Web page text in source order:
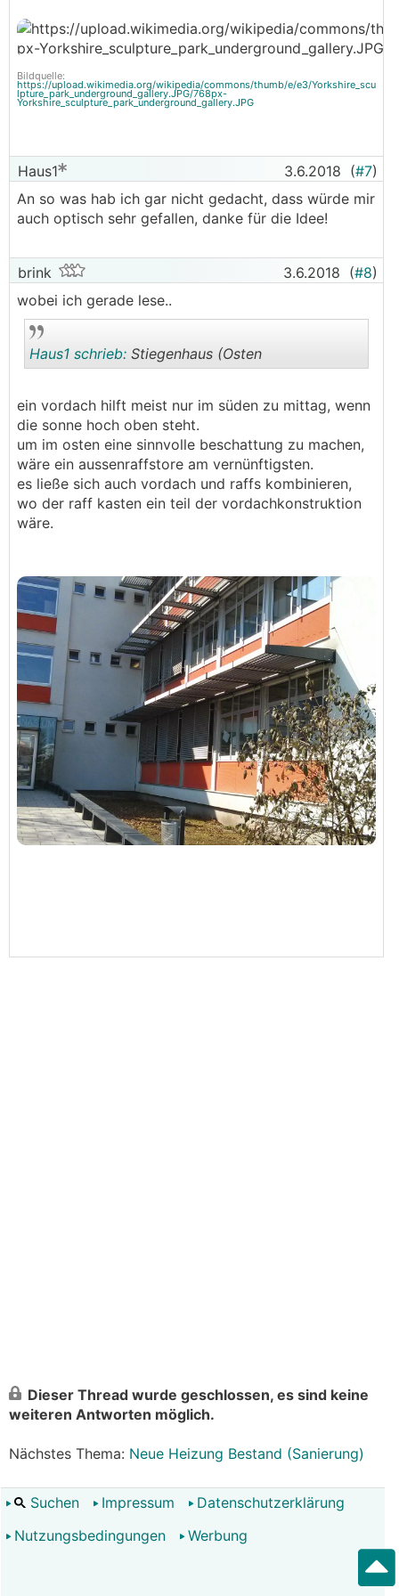
Bildquelle:
https://upload.wikimedia.org/wikipedia/commons/thumb/e/e3/Yorkshire_scu
lpture_park_underground_gallery.JPG/768px-
Yorkshire_sculpture_park_underground_gallery.JPG
Haus1 3.6.2018 (#7)
An so was hab ich gar nicht gedacht, dass würde mir
auch optisch sehr gefallen, danke für die Idee!
brink 3.6.2018 (#8)
wobei ich gerade lese..
..
Haus1 schrieb: Stiegenhaus (Osten
ein vordach hilft meist nur im süden zu mittag, wenn
die sonne hoch oben steht.
um im osten eine sinnvolle beschattung zu machen,
wäre ein aussenraffstore am vernünftigsten.
es ließe sich auch vordach und raffs kombinieren,
wo der raff kasten ein teil der vordachkonstruktion
wäre.
Dieser Thread wurde geschlossen, es sind keine
weiteren Antworten möglich.
Nächstes Thema: Neue Heizung Bestand (Sanierung)
Suchen Impressum
Datenschutzerklärung
Nutzungsbedingungen
Werbung